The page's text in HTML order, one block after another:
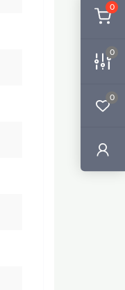
0
0
0